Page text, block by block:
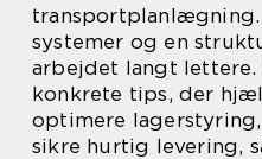
systemer og en
arbejdet langt
konkrete tips, der
optimere
sikre hurtig levering,